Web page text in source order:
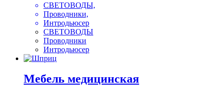
СВЕТОВОДЫ,
Проводники,
Интродьюсер
СВЕТОВОДЫ
Проводники
Интродьюсер
Мебель медицинская